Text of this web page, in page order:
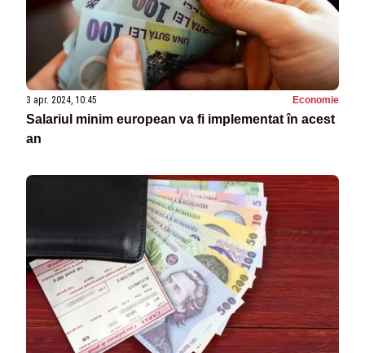
3 apr. 2024, 10:45 Economie
Salariul minim european va fi implementat în acest
an